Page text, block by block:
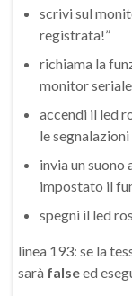
scrivi sul
registrata!”
richiama la
monitor
accendi il led
le
invia un suono
impostato il
spegni il led
linea 193: se la
sarà falseed